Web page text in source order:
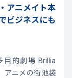
アニメイト本
ビジネスにも
目的劇場 Brillia
アニメの街池袋